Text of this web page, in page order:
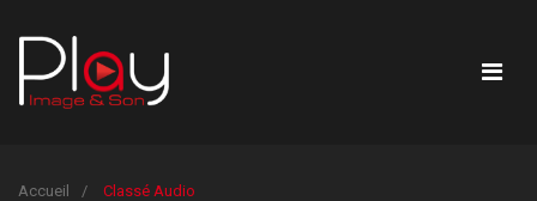
Accueil Classé Audio